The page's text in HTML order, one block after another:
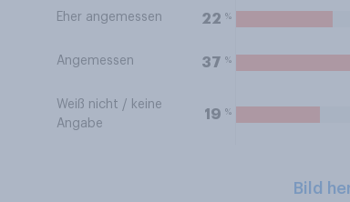
Eher angemessen 22 %
Angemessen 37 %
Weiß nicht / keine
Angabe
19 %
Bild